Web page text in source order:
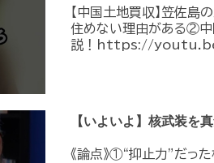
【中国土地買収】笠佐
住めない理由がある②
説！https://
【いよいよ】核武装を
《論点》①“抑止力”だっ